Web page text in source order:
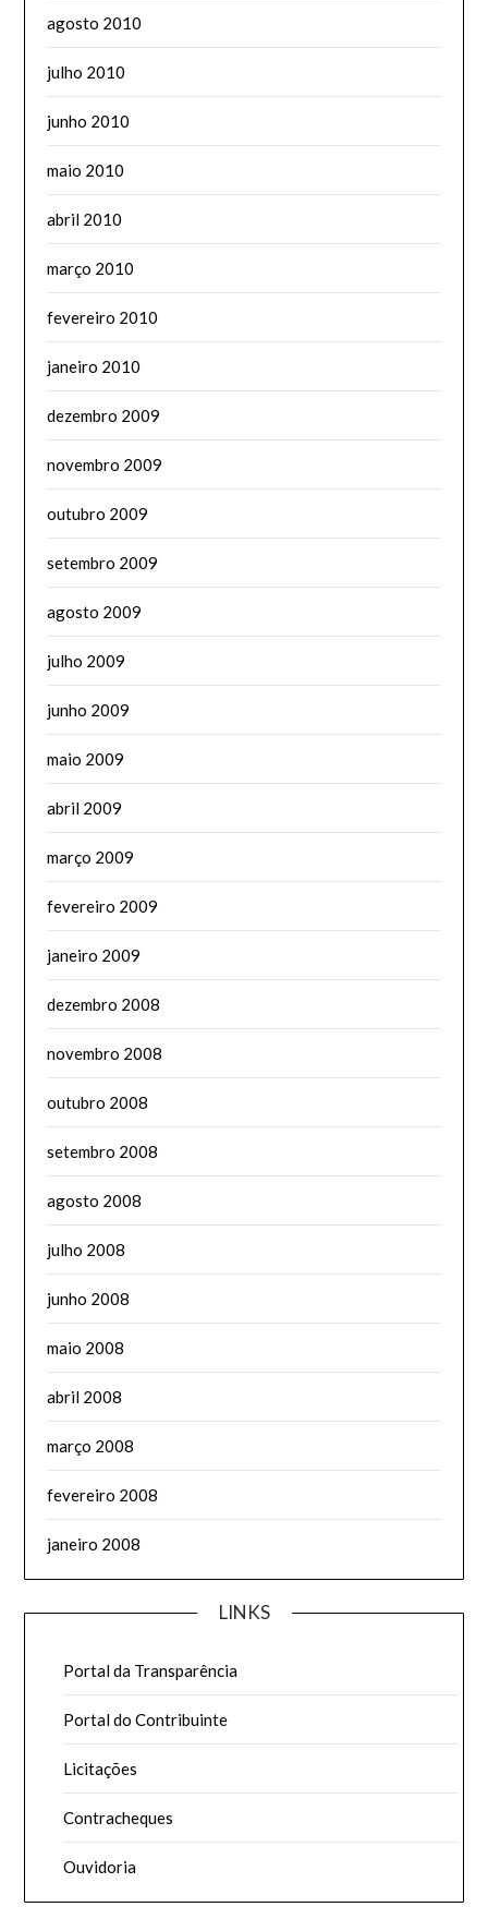
agosto 2010
julho 2010
junho 2010
maio 2010
abril 2010
março 2010
fevereiro 2010
janeiro 2010
dezembro 2009
novembro 2009
outubro 2009
setembro 2009
agosto 2009
julho 2009
junho 2009
maio 2009
abril 2009
março 2009
fevereiro 2009
janeiro 2009
dezembro 2008
novembro 2008
outubro 2008
setembro 2008
agosto 2008
julho 2008
junho 2008
maio 2008
abril 2008
março 2008
fevereiro 2008
janeiro 2008
LINKS
Portal da Transparência
Portal do Contribuinte
Licitações
Contracheques
Ouvidoria